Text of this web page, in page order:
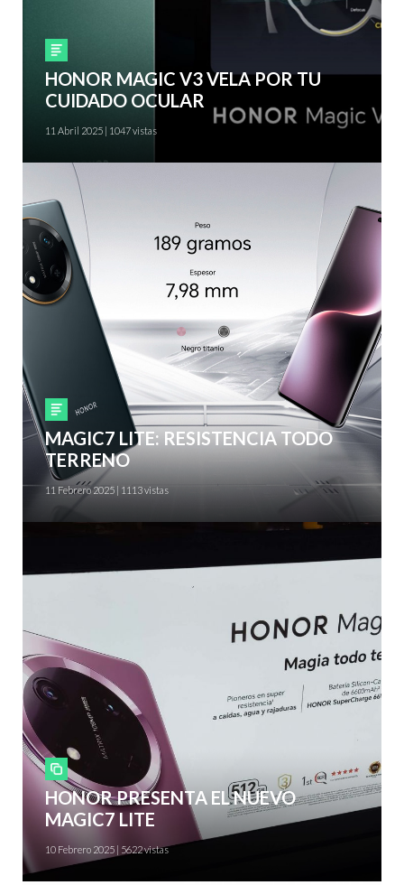
Smartphones
HONOR MAGIC V3 VELA POR TU
CUIDADO OCULAR
11 Abril 2025 | 1047 vistas
Smartphones
MAGIC7 LITE: RESISTENCIA TODO
TERRENO
11 Febrero 2025 | 1113 vistas
Smartphones
HONOR PRESENTA EL NUEVO
MAGIC7 LITE
10 Febrero 2025 | 5622 vistas